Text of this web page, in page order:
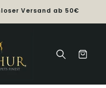
Versand ab 50€
Warenkorb